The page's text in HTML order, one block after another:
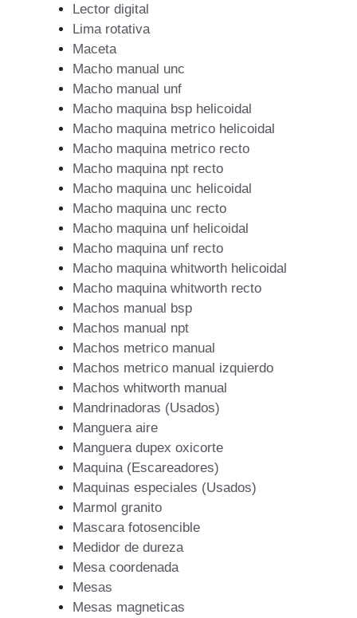
Lector digital
Lima rotativa
Maceta
Macho manual unc
Macho manual unf
Macho maquina bsp helicoidal
Macho maquina metrico helicoidal
Macho maquina metrico recto
Macho maquina npt recto
Macho maquina unc helicoidal
Macho maquina unc recto
Macho maquina unf helicoidal
Macho maquina unf recto
Macho maquina whitworth helicoidal
Macho maquina whitworth recto
Machos manual bsp
Machos manual npt
Machos metrico manual
Machos metrico manual izquierdo
Machos whitworth manual
Mandrinadoras (Usados)
Manguera aire
Manguera dupex oxicorte
Maquina (Escareadores)
Maquinas especiales (Usados)
Marmol granito
Mascara fotosencible
Medidor de dureza
Mesa coordenada
Mesas
Mesas magneticas